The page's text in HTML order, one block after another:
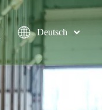
Deutsch
Türk dili
Polski
Italiano